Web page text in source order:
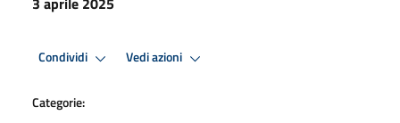
Condividi Vedi azioni
Categorie: